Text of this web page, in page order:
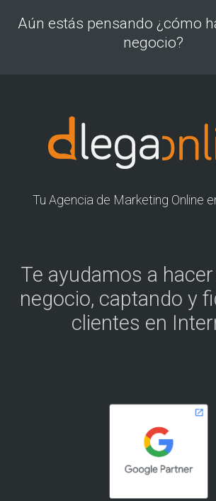
Aún estás pensando ¿cómo
negocio?
Tu Agencia de Marketing Online
Te ayudamos a
negocio, captando y
clientes en